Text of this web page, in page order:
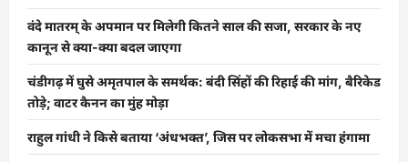
वंदे मातरम् के अपमान पर मिलेगी कितने साल की सजा, सरकार के नए
कानून से क्या-क्या बदल जाएगा
चंडीगढ़ में घुसे अमृतपाल के समर्थक: बंदी सिंहों की रिहाई की मांग, बैरिकेड
तोड़े; वाटर कैनन का मुंह मोड़ा
राहुल गांधी ने किसे बताया ‘अंधभक्त’, जिस पर लोकसभा में मचा हंगामा